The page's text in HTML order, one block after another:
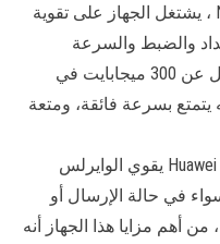
جهاز مقوي سيرفس الكويت N ، يشتغل الجهاز على تقوية
والضبط والسرعة
الفائقة، تلك السرعة التي لا تقل عن 300 ميجابايت في
يتمتع بسرعة فائقة، ومتعة
افضل مقوي شبكات واي فاي Huawei يقوي الوايرلس
في حالة الإرسال أو
أهم مزايا هذا الجهاز أنه